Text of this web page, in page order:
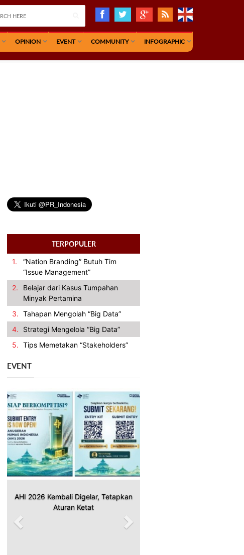
OPINION EVENT COMMUNITY INFOGRAPHIC
TERPOPULER
1.
“Nation Branding” Butuh Tim
“Issue Management”
2.
Belajar dari Kasus Tumpahan
Minyak Pertamina
3. Tahapan Mengolah “Big Data”
4.
Strategi Mengelola “Big Data”
5. Tips Memetakan “Stakeholders”
EVENT
AHI 2026 Kembali Digelar, Tetapkan
Aturan Ketat
Previous Next